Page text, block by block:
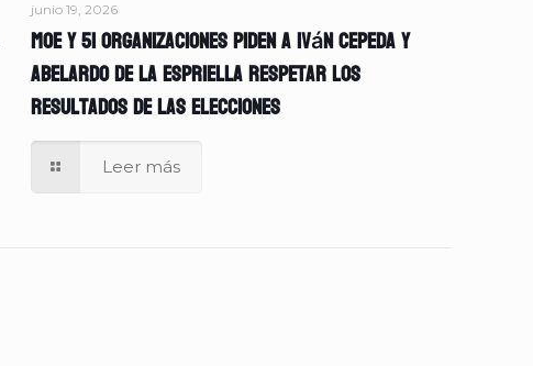
junio 19, 2026
MOE y 51 organizaciones piden a Iván Cepeda y
Abelardo de la Espriella respetar los
resultados de las elecciones
Leer más